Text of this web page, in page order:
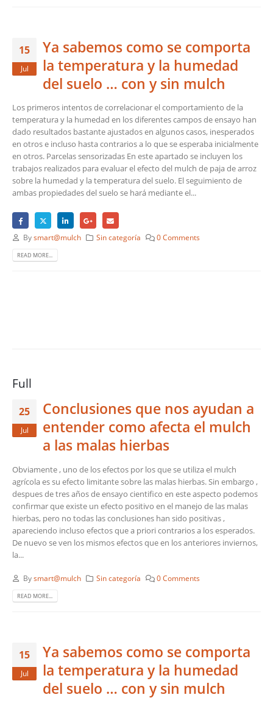
15
Jul
Ya sabemos como se comporta
la temperatura y la humedad
del suelo … con y sin mulch
Los primeros intentos de correlacionar el comportamiento de la
temperatura y la humedad en los diferentes campos de ensayo han
dado resultados bastante ajustados en algunos casos, inesperados
en otros e incluso hasta contrarios a lo que se esperaba inicialmente
en otros. Parcelas sensorizadas En este apartado se incluyen los
trabajos realizados para evaluar el efecto del mulch de paja de arroz
sobre la humedad y la temperatura del suelo. El seguimiento de
ambas propiedades del suelo se hará mediante el...
Bysmart@mulch Sin categoría 0 Comments
READ MORE...
Full
25
Jul
Conclusiones que nos ayudan a
entender como afecta el mulch
a las malas hierbas
Obviamente , uno de los efectos por los que se utiliza el mulch
agrícola es su efecto limitante sobre las malas hierbas. Sin embargo ,
despues de tres años de ensayo cientifico en este aspecto podemos
confirmar que existe un efecto positivo en el manejo de las malas
hierbas, pero no todas las conclusiones han sido positivas ,
apareciendo incluso efectos que a priori contrarios a los esperados.
De nuevo se ven los mismos efectos que en los anteriores inviernos,
la...
Bysmart@mulch Sin categoría 0 Comments
READ MORE...
15
Jul
Ya sabemos como se comporta
la temperatura y la humedad
del suelo … con y sin mulch